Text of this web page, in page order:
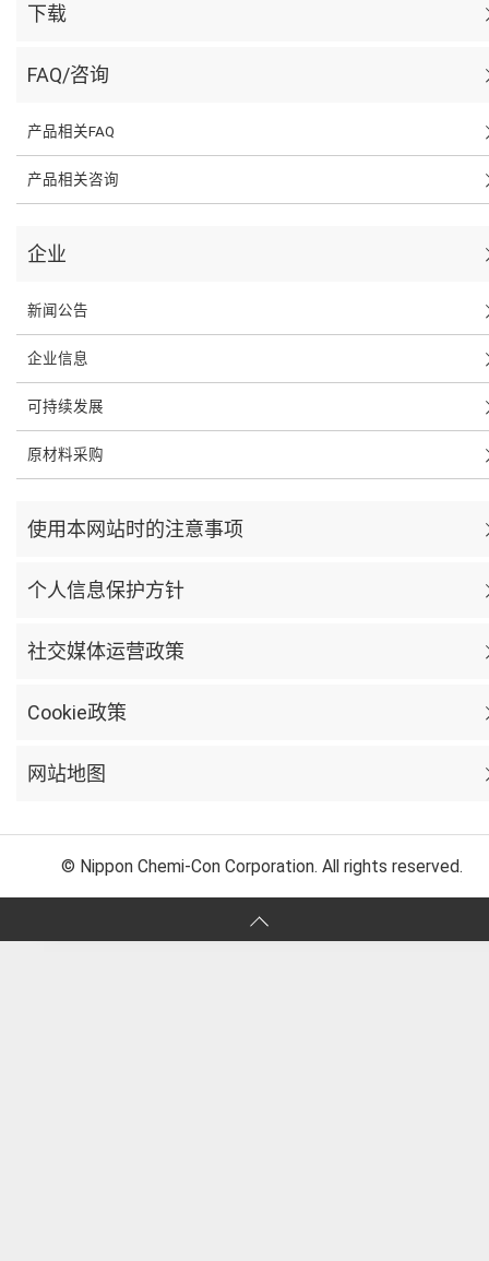
下载
FAQ/咨询
产品相关FAQ
产品相关咨询
企业
新闻公告
企业信息
可持续发展
原材料采购
使用本网站时的注意事项
个人信息保护方针
社交媒体运营政策
Cookie政策
网站地图
© Nippon Chemi-Con Corporation. All rights reserved.